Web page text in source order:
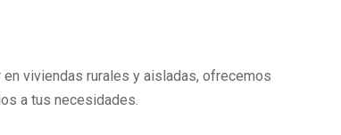
viviendas rurales y aisladas, ofrecemos
a tus necesidades.